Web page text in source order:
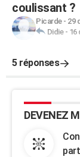
coulissant ?
Picarde- 29
Didie- 16
5 réponses
DEVENEZ